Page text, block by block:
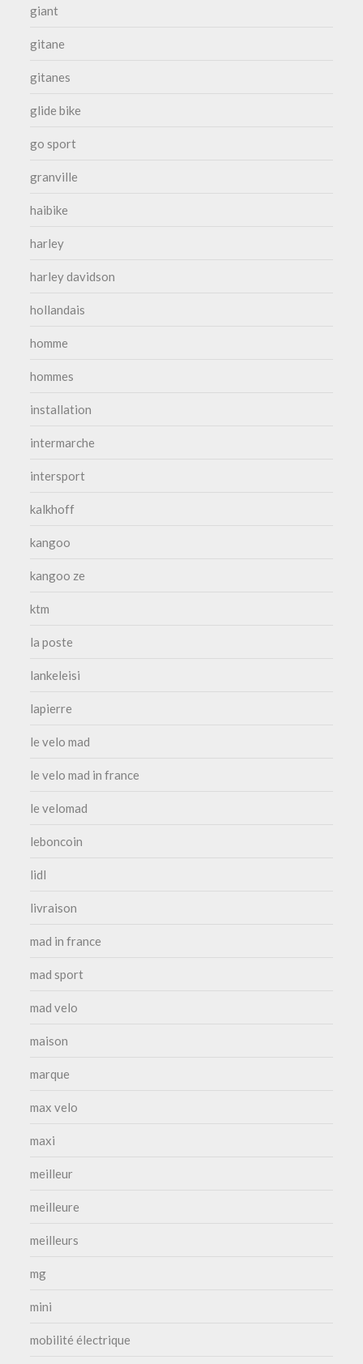
giant
gitane
gitanes
glide bike
go sport
granville
haibike
harley
harley davidson
hollandais
homme
hommes
installation
intermarche
intersport
kalkhoff
kangoo
kangoo ze
ktm
la poste
lankeleisi
lapierre
le velo mad
le velo mad in france
le velomad
leboncoin
lidl
livraison
mad in france
mad sport
mad velo
maison
marque
max velo
maxi
meilleur
meilleure
meilleurs
mg
mini
mobilité électrique